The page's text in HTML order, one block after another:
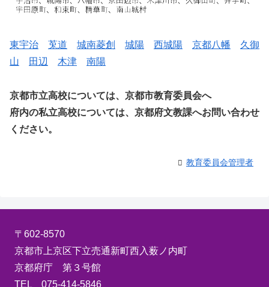
東宇治 莵道 城南菱創 城陽 西城陽 京都八幡
久御
山
田辺 木津 南陽
京都市立高校については、京都市教育委員会へ
府内の私立高校については、京都府文教課へお問い合わせ
ください。
教育委員会管理者
〒602-8570
京都市上京区下立売通新町西入薮ノ内町
京都府庁 第３号館
TEL 075-414-5846